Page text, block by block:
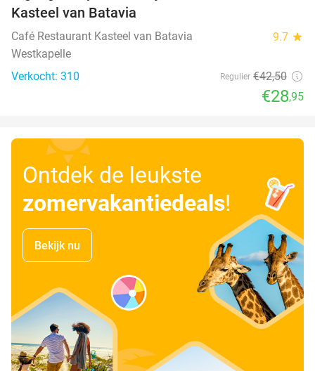
Kasteel van Batavia
Café Restaurant Kasteel van Batavia 9.7 star
Westkapelle
Verkocht: 310
Regulier €42,50
€28,95
Ontdek de leukste
zomervakantiedeals!
Bekijk nu